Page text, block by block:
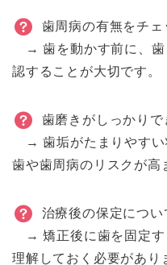
歯周病の有無をチェ
→ 歯を動かす前に、歯
認することが大切です。
歯磨きがしっかりで
→ 歯垢がたまりやすい
歯や歯周病のリスクが高
治療後の保定につい
→ 矯正後に歯を固定す
理解しておく必要があり